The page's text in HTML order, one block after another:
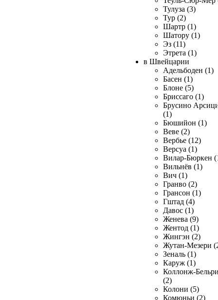
Тулуза (3)
Тур (2)
Шартр (1)
Шатору (1)
Эз (11)
Этрета (1)
в Швейцарии
Адельбоден (1)
Басен (1)
Блоне (5)
Бриссаго (1)
Брусино
(1)
Бюшийон (1)
Веве (2)
Вербье (12)
Версуа (1)
Вилар-Бюркен
Вильнёв (1)
Вич (1)
Гранво (2)
Грансон (1)
Гштад (4)
Давос (1)
Женева (9)
Жентод (1)
Жингэн (2)
Жутан-Мезери
Зеналь (1)
Каруж (1)
Коллонж-
(2)
Колони (5)
Комюньи (2)